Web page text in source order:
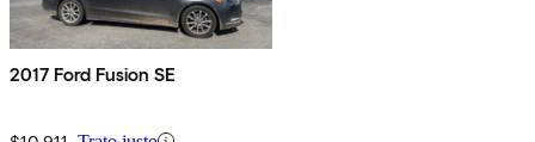
2017 Ford Fusion SE